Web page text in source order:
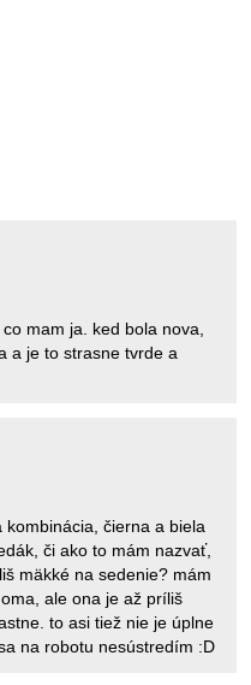
mam ja. ked bola nova,
a je to strasne tvrde a
čierna a biela
či ako to mám nazvať,
mäkké na sedenie? mám
ale ona je až príliš
to asi tiež nie je úplne
na robotu nesústredím :D